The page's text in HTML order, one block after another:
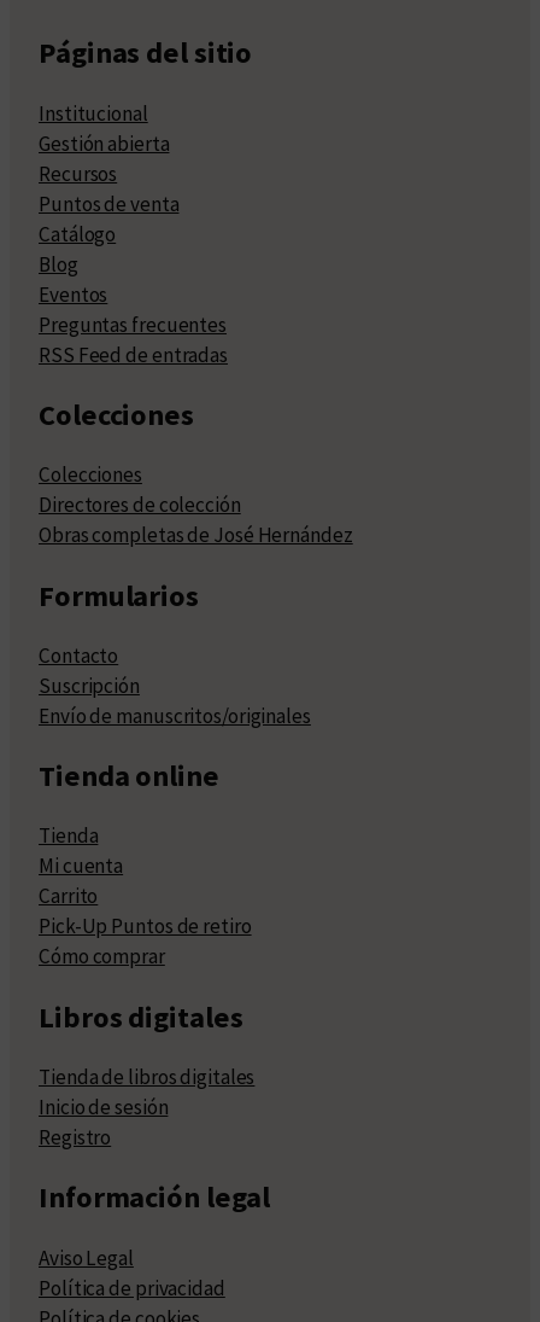
Páginas del sitio
Institucional
Gestión abierta
Recursos
Puntos de venta
Catálogo
Blog
Eventos
Preguntas frecuentes
RSS Feed de entradas
Colecciones
Colecciones
Directores de colección
Obras completas de José Hernández
Formularios
Contacto
Suscripción
Envío de manuscritos/originales
Tienda online
Tienda
Mi cuenta
Carrito
Pick-Up Puntos de retiro
Cómo comprar
Libros digitales
Tienda de libros digitales
Inicio de sesión
Registro
Información legal
Aviso Legal
Política de privacidad